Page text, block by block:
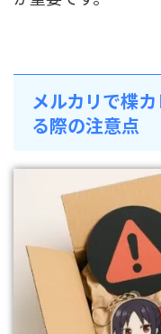
メルカリで楪
る際の注意点